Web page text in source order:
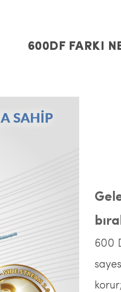
600DF FARKI
600